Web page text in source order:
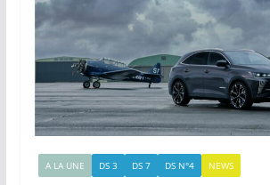
A LA UNE DS 3 DS 7 DS N°4 NEWS